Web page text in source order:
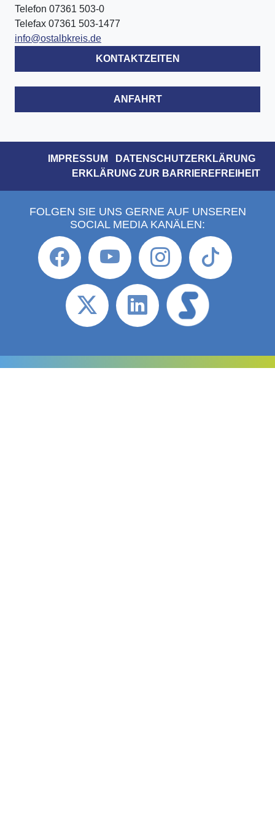
Telefon 07361 503-0
Telefax 07361 503-1477
info@ostalbkreis.de
KONTAKTZEITEN
ANFAHRT
IMPRESSUM
DATENSCHUTZERKLÄRUNG
ERKLÄRUNG ZUR BARRIEREFREIHEIT
FOLGEN SIE UNS GERNE AUF UNSEREN
SOCIAL MEDIA KANÄLEN: